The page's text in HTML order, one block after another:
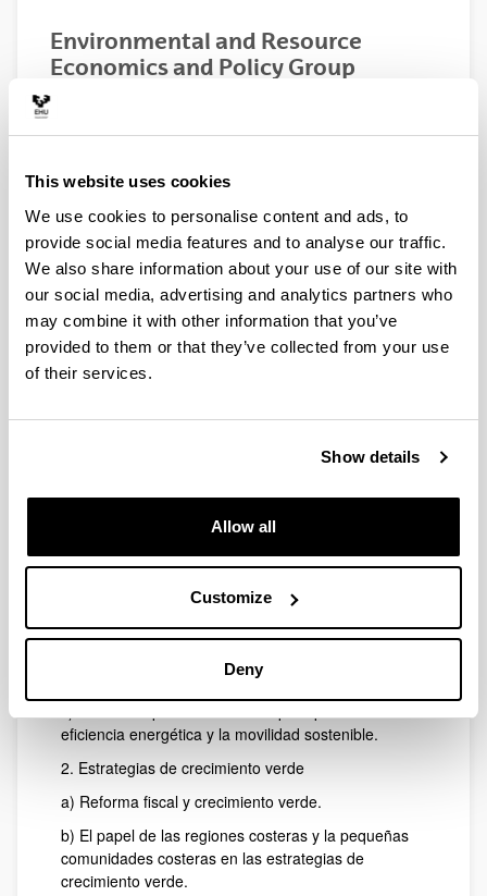
This website uses cookies
We use cookies to personalise content and ads, to
provide social media features and to analyse our traffic.
We also share information about your use of our site with
our social media, advertising and analytics partners who
may combine it with other information that you’ve
provided to them or that they’ve collected from your use
of their services.
Show details
Allow all
Customize
Deny
Environmental and Resource
Economics and Policy Group
(GIROAZ)
Researcher(s):
(UPV/EHU): Alberto Ansuategi, Mª Luz Campo José
Goicoechea, Elisa Sainz de Murieta Equipo de
colaboradores: Luis Mª Abadie (BC3), Iñaki Arto
(BC3), Ibon Galarraga (BC3), Mikel González-Eguino
(BC3), Arantza Murillas (Azti-Tecnalia), Raúl Prellezo
(Azti-Tecnalia)
Year:
Financing entity:
economía baja en carbono.
a) Efectos distributivos de la transición hacia una
transición hacia una economía baja en carbono.
eficiencia energética y la movilidad sostenible.
2. Estrategias de crecimiento verde
a) Reforma fiscal y crecimiento verde.
b) El papel de las regiones costeras y la pequeñas
comunidades costeras en las estrategias de
crecimiento verde.